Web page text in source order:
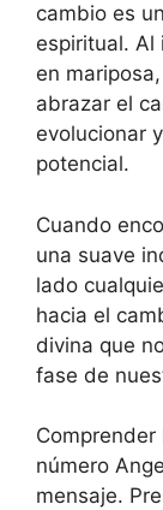
cambio es
espiritual. Al
en
abrazar el
evolucionar
potencial.
Cuando
una suave
lado
hacia el
divina que
fase de
número
mensaje.